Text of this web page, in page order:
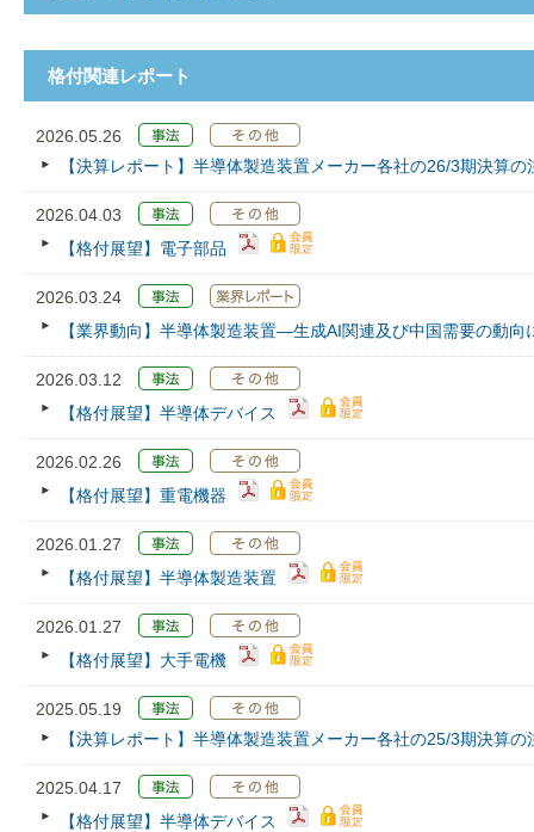
格付関連レポート
2026.05.26
【決算レポート】半導体製造装置メーカー各社の26/3期決算の
2026.04.03
【格付展望】電子部品
2026.03.24
【業界動向】半導体製造装置―生成AI関連及び中国需要の動
2026.03.12
【格付展望】半導体デバイス
2026.02.26
【格付展望】重電機器
2026.01.27
【格付展望】半導体製造装置
2026.01.27
【格付展望】大手電機
2025.05.19
【決算レポート】半導体製造装置メーカー各社の25/3期決算の
2025.04.17
【格付展望】半導体デバイス